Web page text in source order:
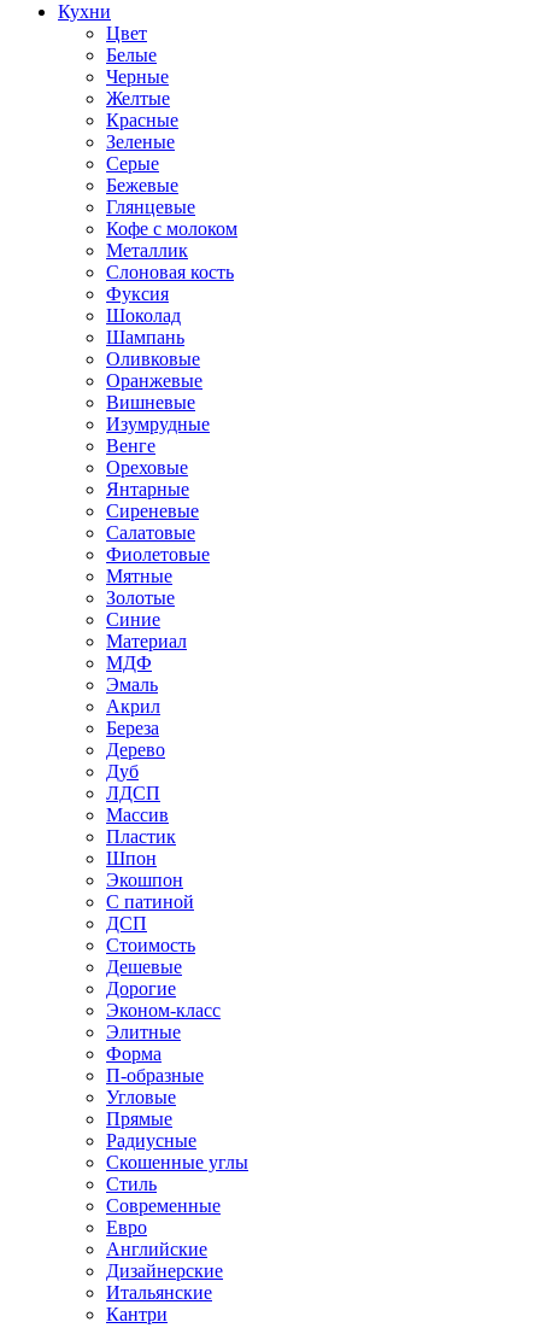
Кухни
Цвет
Белые
Черные
Желтые
Красные
Зеленые
Серые
Бежевые
Глянцевые
Кофе с молоком
Металлик
Слоновая кость
Фуксия
Шоколад
Шампань
Оливковые
Оранжевые
Вишневые
Изумрудные
Венге
Ореховые
Янтарные
Сиреневые
Салатовые
Фиолетовые
Мятные
Золотые
Синие
Материал
МДФ
Эмаль
Акрил
Береза
Дерево
Дуб
ЛДСП
Массив
Пластик
Шпон
Экошпон
С патиной
ДСП
Стоимость
Дешевые
Дорогие
Эконом-класс
Элитные
Форма
П-образные
Угловые
Прямые
Радиусные
Скошенные углы
Стиль
Современные
Евро
Английские
Дизайнерские
Итальянские
Кантри